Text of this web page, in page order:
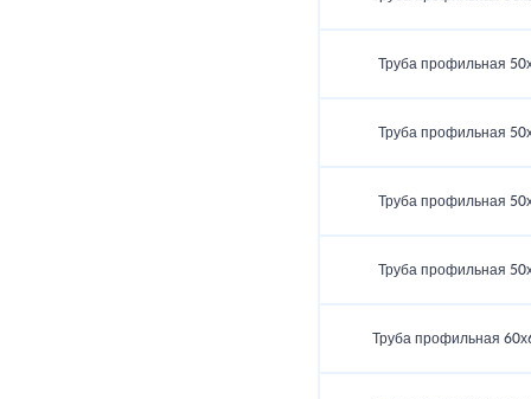
Труба профильная
Труба профильная
Труба профильная
Труба профильная
Труба профильная